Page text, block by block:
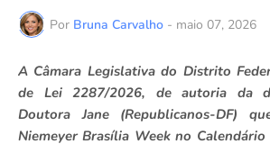
Por Bruna Carvalho - maio 07, 2026
A Câmara Legislativa do Distrito
de Lei 2287/2026, de autoria da
Doutora Jane (Republicanos-DF)
Niemeyer Brasília Week no